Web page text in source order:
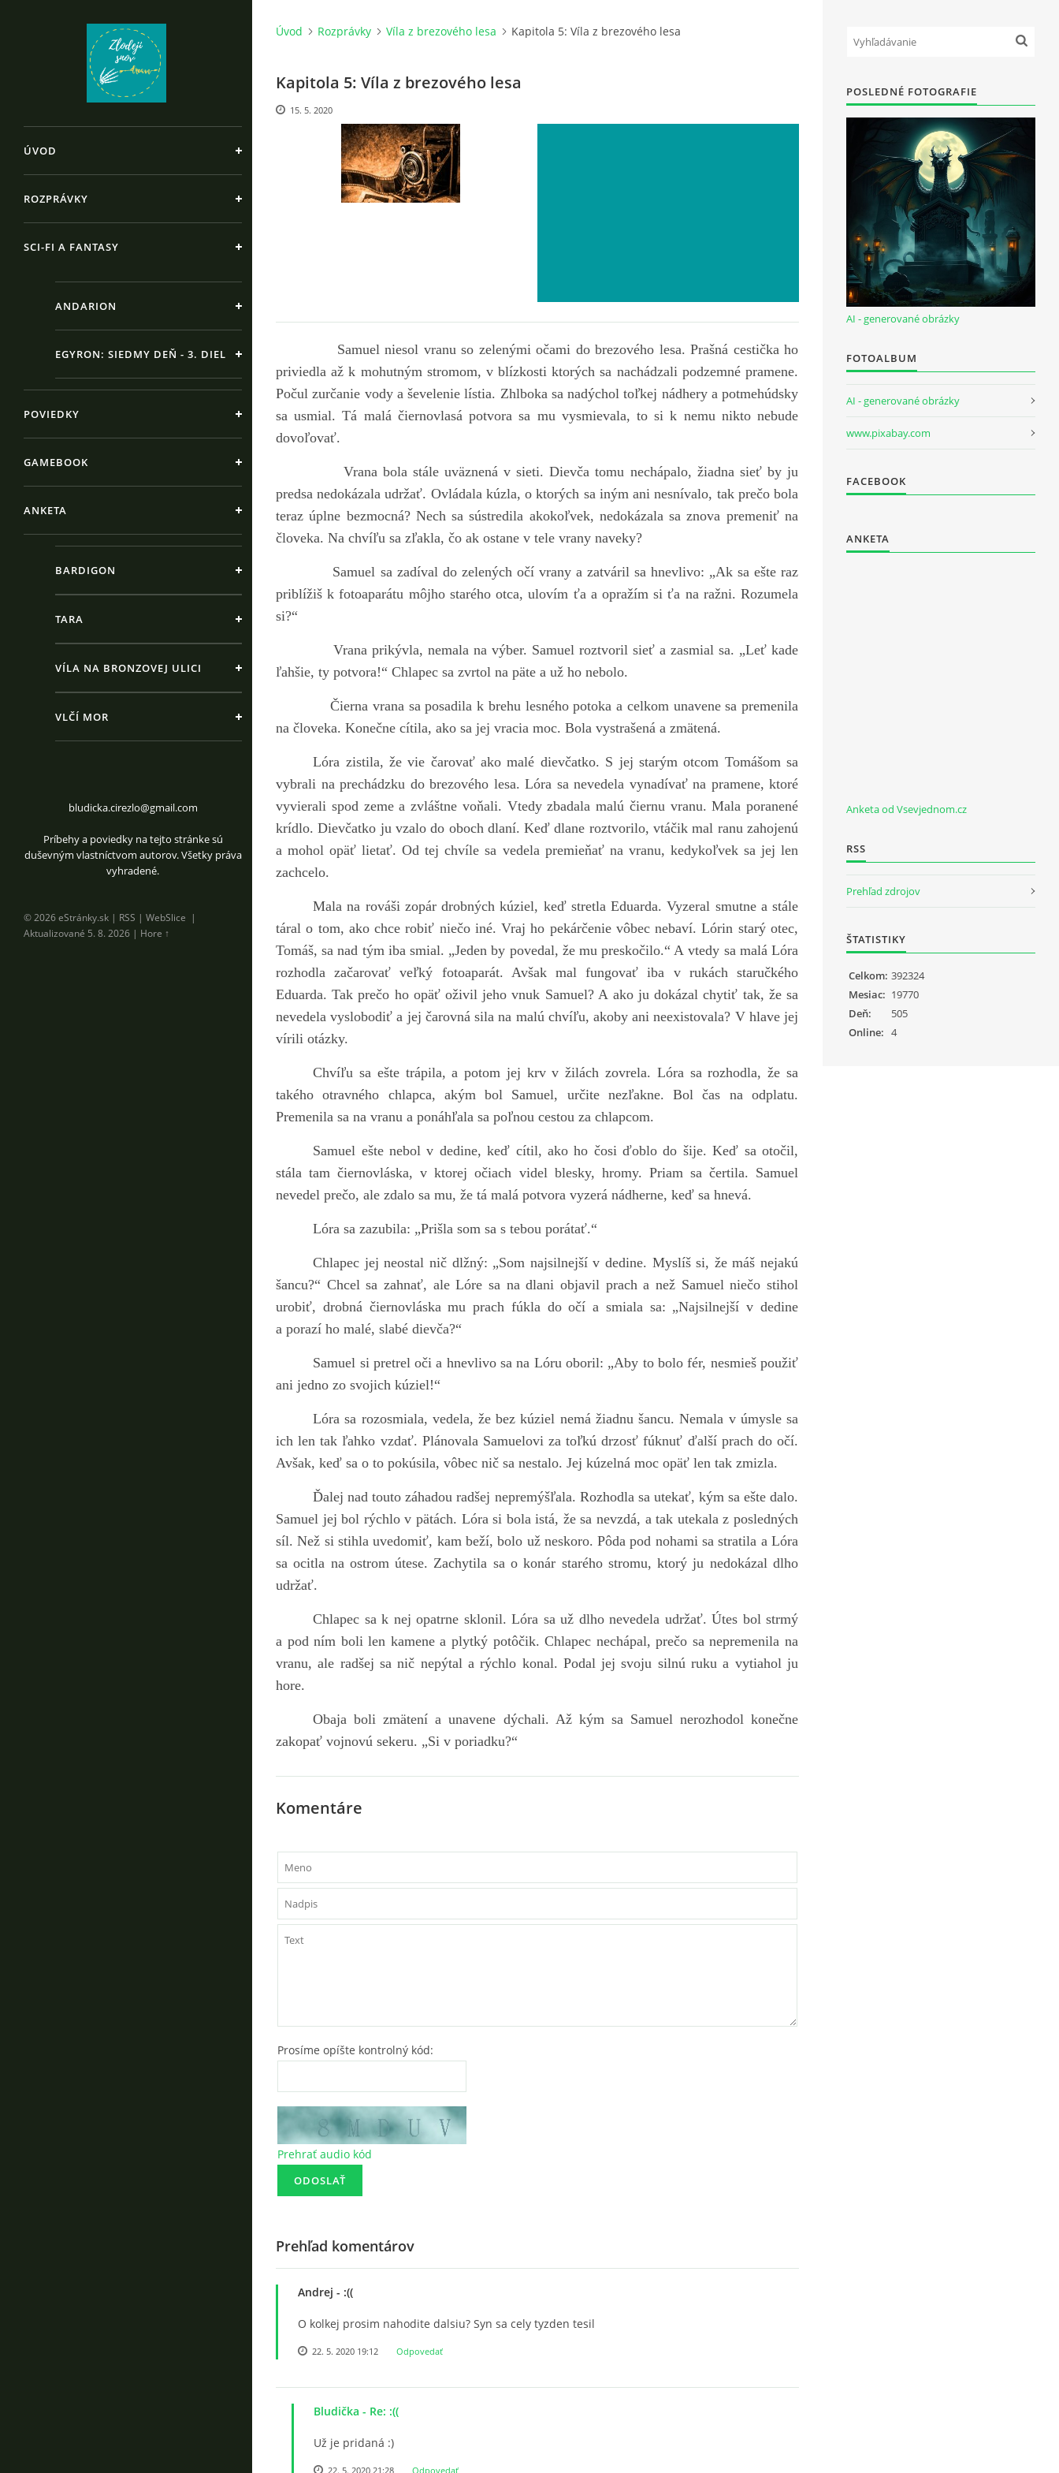
ÚVOD
ROZPRÁVKY
SCI-FI A FANTASY
ANDARION
EGYRON: SIEDMY DEŇ - 3. DIEL
POVIEDKY
GAMEBOOK
ANKETA
BARDIGON
TARA
VÍLA NA BRONZOVEJ ULICI
VLČÍ MOR
bludicka.cirezlo@gmail.com
Príbehy a poviedky na tejto stránke sú
duševným vlastníctvom autorov. Všetky práva
vyhradené.
© 2026 eStránky.sk | RSS | WebSlice |
Aktualizované 5. 8. 2026 | Hore ↑
Úvod Rozprávky Víla z brezového lesa Kapitola 5: Víla z brezového lesa
Kapitola 5: Víla z brezového lesa
15. 5. 2020
Samuel niesol vranu so zelenými očami do brezového lesa. Prašná cestička ho
priviedla až k mohutným stromom, v blízkosti ktorých sa nachádzali podzemné pramene.
Počul zurčanie vody a ševelenie lístia. Zhlboka sa nadýchol toľkej nádhery a potmehúdsky
sa usmial. Tá malá čiernovlasá potvora sa mu vysmievala, to si k nemu nikto nebude
dovoľovať.
Vrana bola stále uväznená v sieti. Dievča tomu nechápalo, žiadna sieť by ju
predsa nedokázala udržať. Ovládala kúzla, o ktorých sa iným ani nesnívalo, tak prečo bola
teraz úplne bezmocná? Nech sa sústredila akokoľvek, nedokázala sa znova premeniť na
človeka. Na chvíľu sa zľakla, čo ak ostane v tele vrany naveky?
Samuel sa zadíval do zelených očí vrany a zatváril sa hnevlivo: „Ak sa ešte raz
priblížiš k fotoaparátu môjho starého otca, ulovím ťa a opražím si ťa na ražni. Rozumela
si?“
Vrana prikývla, nemala na výber. Samuel roztvoril sieť a zasmial sa. „Leť kade
ľahšie, ty potvora!“ Chlapec sa zvrtol na päte a už ho nebolo.
Čierna vrana sa posadila k brehu lesného potoka a celkom unavene sa premenila
na človeka. Konečne cítila, ako sa jej vracia moc. Bola vystrašená a zmätená.
Lóra zistila, že vie čarovať ako malé dievčatko. S jej starým otcom Tomášom sa
vybrali na prechádzku do brezového lesa. Lóra sa nevedela vynadívať na pramene, ktoré
vyvierali spod zeme a zvláštne voňali. Vtedy zbadala malú čiernu vranu. Mala poranené
krídlo. Dievčatko ju vzalo do oboch dlaní. Keď dlane roztvorilo, vtáčik mal ranu zahojenú
a mohol opäť lietať. Od tej chvíle sa vedela premieňať na vranu, kedykoľvek sa jej len
zachcelo.
Mala na rováši zopár drobných kúziel, keď stretla Eduarda. Vyzeral smutne a stále
táral o tom, ako chce robiť niečo iné. Vraj ho pekárčenie vôbec nebaví. Lórin starý otec,
Tomáš, sa nad tým iba smial. „Jeden by povedal, že mu preskočilo.“ A vtedy sa malá Lóra
rozhodla začarovať veľký fotoaparát. Avšak mal fungovať iba v rukách staručkého
Eduarda. Tak prečo ho opäť oživil jeho vnuk Samuel? A ako ju dokázal chytiť tak, že sa
nevedela vyslobodiť a jej čarovná sila na malú chvíľu, akoby ani neexistovala? V hlave jej
vírili otázky.
Chvíľu sa ešte trápila, a potom jej krv v žilách zovrela. Lóra sa rozhodla, že sa
takého otravného chlapca, akým bol Samuel, určite nezľakne. Bol čas na odplatu.
Premenila sa na vranu a ponáhľala sa poľnou cestou za chlapcom.
Samuel ešte nebol v dedine, keď cítil, ako ho čosi ďoblo do šije. Keď sa otočil,
stála tam čiernovláska, v ktorej očiach videl blesky, hromy. Priam sa čertila. Samuel
nevedel prečo, ale zdalo sa mu, že tá malá potvora vyzerá nádherne, keď sa hnevá.
Lóra sa zazubila: „Prišla som sa s tebou porátať.“
Chlapec jej neostal nič dlžný: „Som najsilnejší v dedine. Myslíš si, že máš nejakú
šancu?“ Chcel sa zahnať, ale Lóre sa na dlani objavil prach a než Samuel niečo stihol
urobiť, drobná čiernovláska mu prach fúkla do očí a smiala sa: „Najsilnejší v dedine
a porazí ho malé, slabé dievča?“
Samuel si pretrel oči a hnevlivo sa na Lóru oboril: „Aby to bolo fér, nesmieš použiť
ani jedno zo svojich kúziel!“
Lóra sa rozosmiala, vedela, že bez kúziel nemá žiadnu šancu. Nemala v úmysle sa
ich len tak ľahko vzdať. Plánovala Samuelovi za toľkú drzosť fúknuť ďalší prach do očí.
Avšak, keď sa o to pokúsila, vôbec nič sa nestalo. Jej kúzelná moc opäť len tak zmizla.
Ďalej nad touto záhadou radšej nepremýšľala. Rozhodla sa utekať, kým sa ešte dalo.
Samuel jej bol rýchlo v pätách. Lóra si bola istá, že sa nevzdá, a tak utekala z posledných
síl. Než si stihla uvedomiť, kam beží, bolo už neskoro. Pôda pod nohami sa stratila a Lóra
sa ocitla na ostrom útese. Zachytila sa o konár starého stromu, ktorý ju nedokázal dlho
udržať.
Chlapec sa k nej opatrne sklonil. Lóra sa už dlho nevedela udržať. Útes bol strmý
a pod ním boli len kamene a plytký potôčik. Chlapec nechápal, prečo sa nepremenila na
vranu, ale radšej sa nič nepýtal a rýchlo konal. Podal jej svoju silnú ruku a vytiahol ju
hore.
Obaja boli zmätení a unavene dýchali. Až kým sa Samuel nerozhodol konečne
zakopať vojnovú sekeru. „Si v poriadku?“
Komentáre
Prosíme opíšte kontrolný kód:
Prehrať audio kód
Prehľad komentárov
Andrej - :((
O kolkej prosim nahodite dalsiu? Syn sa cely tyzden tesil
22. 5. 2020 19:12 Odpovedať
Bludička - Re: :((
Už je pridaná :)
22. 5. 2020 21:28 Odpovedať
POSLEDNÉ FOTOGRAFIE
AI - generované obrázky
FOTOALBUM
AI - generované obrázky
www.pixabay.com
FACEBOOK
ANKETA
Anketa od Vsevjednom.cz
RSS
Prehľad zdrojov
ŠTATISTIKY
Online: 4
Celkom: 392324
Mesiac: 19770
Deň:
505